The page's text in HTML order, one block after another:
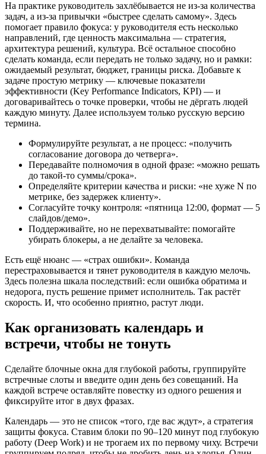
На практике руководитель захлёбывается не из‑за количества
задач, а из‑за привычки «быстрее сделать самому». Здесь
помогает правило фокуса: у руководителя есть несколько
направлений, где ценность максимальна — стратегия,
архитектура решений, культура. Всё остальное способно
сделать команда, если передать не только задачу, но и рамки:
ожидаемый результат, бюджет, границы риска. Добавьте к
задаче простую метрику — ключевые показатели
эффективности (Key Performance Indicators, KPI) — и
договаривайтесь о точке проверки, чтобы не дёргать людей
каждую минуту. Далее используем только русскую версию
термина.
Формулируйте результат, а не процесс: «получить
согласование договора до четверга».
Передавайте полномочия в одной фразе: «можно решать
до такой‑то суммы/срока».
Определяйте критерии качества и риски: «не хуже N по
метрике, без задержек клиенту».
Согласуйте точку контроля: «пятница 12:00, формат — 5
слайдов/демо».
Поддерживайте, но не перехватывайте: помогайте
убирать блокеры, а не делайте за человека.
Есть ещё нюанс — «страх ошибки». Команда
перестраховывается и тянет руководителя в каждую мелочь.
Здесь полезна шкала последствий: если ошибка обратима и
недорога, пусть решение примет исполнитель. Так растёт
скорость. И, что особенно приятно, растут люди.
Как организовать календарь и
встречи, чтобы не тонуть
Сделайте блочные окна для глубокой работы, группируйте
встречные слоты и введите один день без совещаний. На
каждой встрече оставляйте повестку из одного решения и
фиксируйте итог в двух фразах.
Календарь — это не список «того, где вас ждут», а стратегия
защиты фокуса. Ставим блоки по 90–120 минут под глубокую
работу (Deep Work) и не трогаем их по первому чиху. Встречи